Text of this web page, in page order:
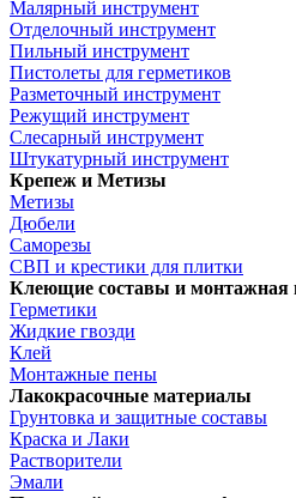
Малярный инструмент
Отделочный инструмент
Пильный инструмент
Пистолеты для герметиков
Разметочный инструмент
Режущий инструмент
Слесарный инструмент
Штукатурный инструмент
Крепеж и Метизы
Метизы
Дюбели
Саморезы
СВП и крестики для плитки
Клеющие составы и монтажная
Герметики
Жидкие гвозди
Клей
Монтажные пены
Лакокрасочные материалы
Грунтовка и защитные составы
Краска и Лаки
Растворители
Эмали